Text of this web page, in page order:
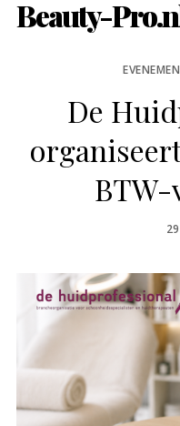
Beauty-
De